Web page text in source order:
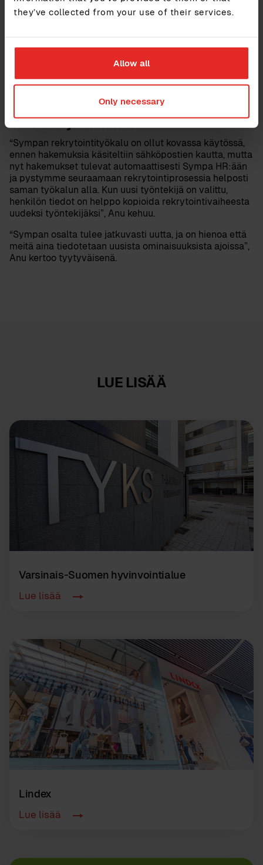
they’ve collected from your use of their services.
Allow all
Only necessary
Työntekijät pääsevät nyt itse katsomaan omia
Henkilöstösihteeri, HS-Vesi Oy
Sympa HR:n avulla myös rekrytointi
toimii sujuvammin
“Sympan rekrytointityökalu on ollut kovassa käytössä,
ennen hakemuksia käsiteltiin sähköpostien kautta, mutta
nyt hakemukset tulevat automaattisesti Sympa HR:ään
ja pystymme seuraamaan rekrytointiprosessia helposti
saman työkalun alla. Kun uusi työntekijä on valittu,
henkilön tiedot on helppo kopioida rekrytointivaiheesta
uudeksi työntekijäksi”, Anu kehuu.
“Sympan osalta tulee jatkuvasti uutta, ja on hienoa että
meitä aina tiedotetaan uusista ominaisuuksista ajoissa”,
Anu kertoo tyytyväisenä.
LUE LISÄÄ
Varsinais-Suomen hyvinvointialue
Lue lisää
Lindex
Lue lisää